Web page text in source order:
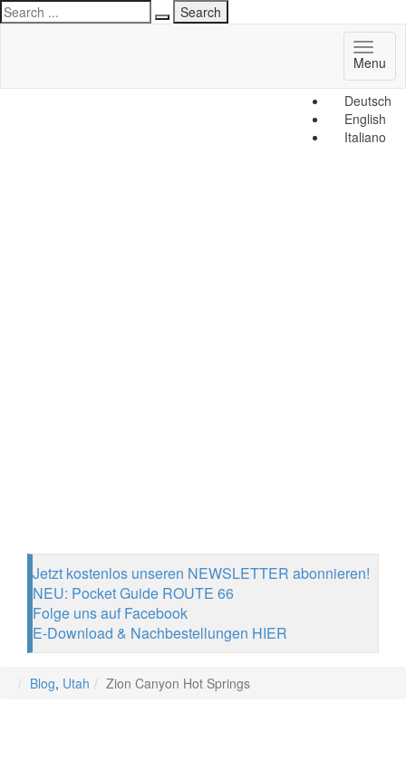
Deutsch
English
Italiano
Menu
Jetzt kostenlos unseren NEWSLETTER abonnieren!
NEU: Pocket Guide ROUTE 66
Folge uns auf Facebook
E-Download & Nachbestellungen HIER
Blog, Utah Zion Canyon Hot Springs